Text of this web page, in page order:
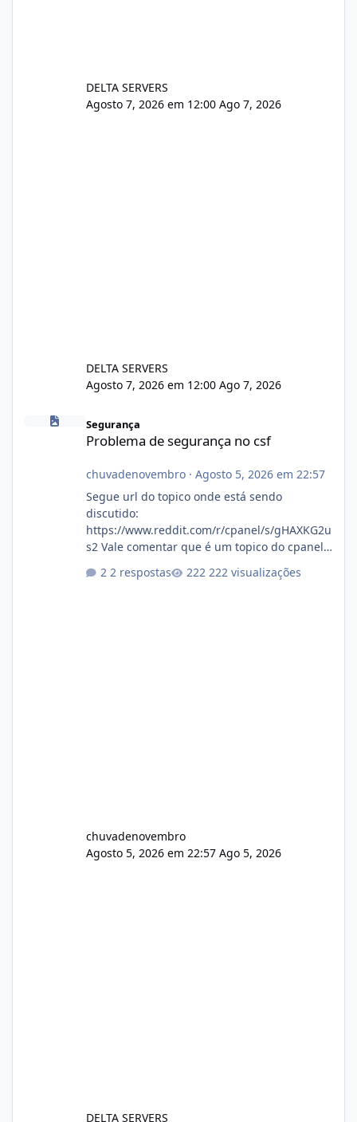
DELTA SERVERS
Agosto 7, 2026 em 12:00 Ago 7, 2026
DELTA SERVERS
Agosto 7, 2026 em 12:00 Ago 7, 2026
Problema de segurança no csf
Segurança
Problema de segurança no csf
chuvadenovembro· Agosto 5, 2026 em 22:57
Segue url do topico onde está sendo
discutido:
https://www.reddit.com/r/cpanel/s/gHAXKG2u
s2 Vale comentar que é um topico do cpanel...
2 respostas 222 visualizações
chuvadenovembro
Agosto 5, 2026 em 22:57 Ago 5, 2026
DELTA SERVERS